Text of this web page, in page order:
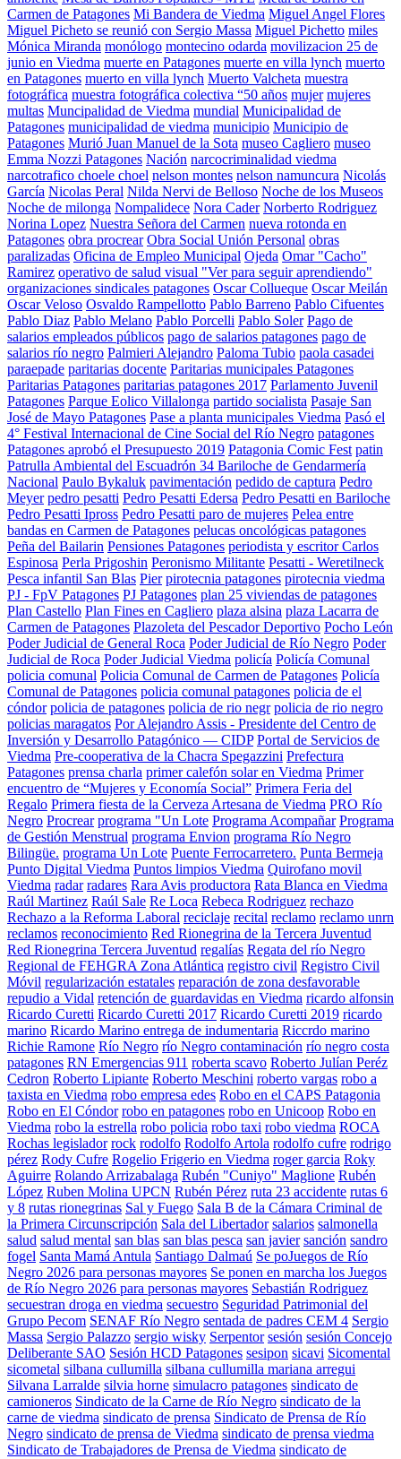
Carmen de Patagones Mi Bandera de Viedma Miguel Angel Flores
Miguel Picheto se reunió con Sergio Massa Miguel Pichetto miles
Mónica Miranda monólogo montecino odarda movilizacion 25 de
junio en Viedma muerte en Patagones muerte en villa lynch muerto
en Patagones muerto en villa lynch Muerto Valcheta muestra
fotográfica muestra fotográfica colectiva “50 años mujer mujeres
multas Muncipalidad de Viedma mundial Municipalidad de
Patagones municipalidad de viedma municipio Municipio de
Patagones Murió Juan Manuel de la Sota museo Cagliero museo
Emma Nozzi Patagones Nación narcocriminalidad viedma
narcotrafico choele choel nelson montes nelson namuncura Nicolás
García Nicolas Peral Nilda Nervi de Belloso Noche de los Museos
Noche de milonga Nompalidece Nora Cader Norberto Rodriguez
Norina Lopez Nuestra Señora del Carmen nueva rotonda en
Patagones obra procrear Obra Social Unión Personal obras
paralizadas Oficina de Empleo Municipal Ojeda Omar "Cacho"
Ramirez operativo de salud visual "Ver para seguir aprendiendo"
organizaciones sindicales patagones Oscar Collueque Oscar Meilán
Oscar Veloso Osvaldo Rampellotto Pablo Barreno Pablo Cifuentes
Pablo Diaz Pablo Melano Pablo Porcelli Pablo Soler Pago de
salarios empleados públicos pago de salarios patagones pago de
salarios río negro Palmieri Alejandro Paloma Tubio paola casadei
paraepade paritarias docente Paritarias municipales Patagones
Paritarias Patagones paritarias patagones 2017 Parlamento Juvenil
Patagones Parque Eolico Villalonga partido socialista Pasaje San
José de Mayo Patagones Pase a planta municipales Viedma Pasó el
4° Festival Internacional de Cine Social del Río Negro patagones
Patagones aprobó el Presupuesto 2019 Patagonia Comic Fest patin
Patrulla Ambiental del Escuadrón 34 Bariloche de Gendarmería
Nacional Paulo Bykaluk pavimentación pedido de captura Pedro
Meyer pedro pesatti Pedro Pesatti Edersa Pedro Pesatti en Bariloche
Pedro Pesatti Ipross Pedro Pesatti paro de mujeres Pelea entre
bandas en Carmen de Patagones pelucas oncológicas patagones
Peña del Bailarin Pensiones Patagones periodista y escritor Carlos
Espinosa Perla Prigoshin Peronismo Militante Pesatti - Weretilneck
Pesca infantil San Blas Pier pirotecnia patagones pirotecnia viedma
PJ - FpV Patagones PJ Patagones plan 25 viviendas de patagones
Plan Castello Plan Fines en Cagliero plaza alsina plaza Lacarra de
Carmen de Patagones Plazoleta del Pescador Deportivo Pocho León
Poder Judicial de General Roca Poder Judicial de Río Negro Poder
Judicial de Roca Poder Judicial Viedma policía Policía Comunal
policia comunal Policia Comunal de Carmen de Patagones Policía
Comunal de Patagones policia comunal patagones policia de el
cóndor policia de patagones policia de rio negr policia de rio negro
policias maragatos Por Alejandro Assis - Presidente del Centro de
Inversión y Desarrollo Patagónico — CIDP Portal de Servicios de
Viedma Pre-cooperativa de la Chacra Spegazzini Prefectura
Patagones prensa charla primer calefón solar en Viedma Primer
encuentro de “Mujeres y Economía Social” Primera Feria del
Regalo Primera fiesta de la Cerveza Artesana de Viedma PRO Río
Negro Procrear programa "Un Lote Programa Acompañar Programa
de Gestión Menstrual programa Envion programa Río Negro
Bilingüe. programa Un Lote Puente Ferrocarretero. Punta Bermeja
Punto Digital Viedma Puntos limpios Viedma Quirofano movil
Viedma radar radares Rara Avis productora Rata Blanca en Viedma
Raúl Martinez Raúl Sale Re Loca Rebeca Rodriguez rechazo
Rechazo a la Reforma Laboral reciclaje recital reclamo reclamo unrn
reclamos reconocimiento Red Rionegrina de la Tercera Juventud
Red Rionegrina Tercera Juventud regalías Regata del río Negro
Regional de FEHGRA Zona Atlántica registro civil Registro Civil
Móvil regularización estatales reparación de zona desfavorable
repudio a Vidal retención de guardavidas en Viedma ricardo alfonsin
Ricardo Curetti Ricardo Curetti 2017 Ricardo Curetti 2019 ricardo
marino Ricardo Marino entrega de indumentaria Riccrdo marino
Richie Ramone Río Negro río Negro contaminación río negro costa
patagones RN Emergencias 911 roberta scavo Roberto Julían Peréz
Cedron Roberto Lipiante Roberto Meschini roberto vargas robo a
taxista en Viedma robo empresa edes Robo en el CAPS Patagonia
Robo en El Cóndor robo en patagones robo en Unicoop Robo en
Viedma robo la estrella robo policia robo taxi robo viedma ROCA
Rochas legislador rock rodolfo Rodolfo Artola rodolfo cufre rodrigo
pérez Rody Cufre Rogelio Frigerio en Viedma roger garcia Roky
Aguirre Rolando Arrizabalaga Rubén "Cuniyo" Maglione Rubén
López Ruben Molina UPCN Rubén Pérez ruta 23 accidente rutas 6
y 8 rutas rionegrinas Sal y Fuego Sala B de la Cámara Criminal de
la Primera Circunscripción Sala del Libertador salarios salmonella
salud salud mental san blas san blas pesca san javier sanción sandro
fogel Santa Mamá Antula Santiago Dalmaú Se poJuegos de Río
Negro 2026 para personas mayores Se ponen en marcha los Juegos
de Río Negro 2026 para personas mayores Sebastián Rodriguez
secuestran droga en viedma secuestro Seguridad Patrimonial del
Grupo Pecom SENAF Río Negro sentada de padres CEM 4 Sergio
Massa Sergio Palazzo sergio wisky Serpentor sesión sesión Concejo
Deliberante SAO Sesión HCD Patagones sesipon sicavi Sicomental
sicometal silbana cullumilla silbana cullumilla mariana arregui
Silvana Larralde silvia horne simulacro patagones sindicato de
camioneros Sindicato de la Carne de Río Negro sindicato de la
carne de viedma sindicato de prensa Sindicato de Prensa de Río
Negro sindicato de prensa de Viedma sindicato de prensa viedma
Sindicato de Trabajadores de Prensa de Viedma sindicato de